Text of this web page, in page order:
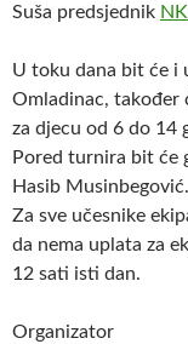
Suša predsjednik
U toku dana bit će i
Omladinac, također
za djecu od 6 do 14
Pored turnira bit će
Hasib Musinbegović.
Za sve učesnike
da nema uplata za
12 sati isti dan.
Organizator